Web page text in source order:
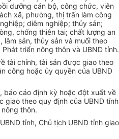
dưỡng cán bộ, công chức, viên
xã, phường, thị trấn làm công
diêm nghiệp; thủy sản;
chống thiên tai; chất lượng an
lâm sản, thủy sản và muối theo
triển nông thôn và UBND tỉnh.
tài chính, tài sản được giao theo
công hoặc ủy quyền của UBND
báo cáo định kỳ hoặc đột xuất về
giao theo quy định của UBND tỉnh
thôn.
tỉnh, Chủ tịch UBND tỉnh giao